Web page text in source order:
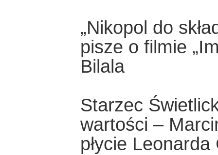
„Nikopol do
pisze o filmie
Bilala
Starzec
wartości –
płycie